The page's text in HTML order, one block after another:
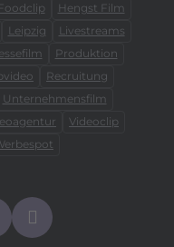
Hengst Film
Leipzig
Livestreams
Produktion
Recruitung
Unternehmensfilm
Videoclip